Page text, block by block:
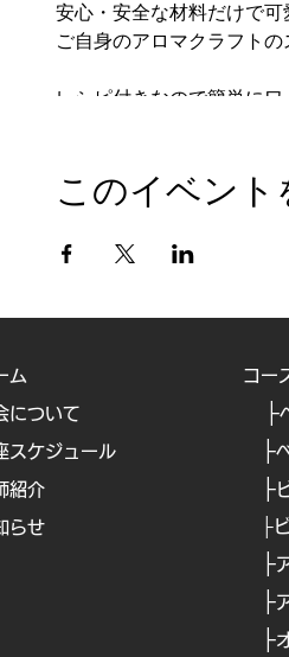
安心・安全な材料だけで
ご自身のアロマクラフト
レシピ付きなので簡単に
【日時】７月13日(火)・25
両日ともAM10:00〜11:30
７月13日 AM バスボム
時間で選べば2DAYレッス
【受講料】8800円(税込)
レシピ(QRコードから無
【参加方法】対面（各回
【対面の場所】Aroma
https://aromatete.com/
このイベント
ム
について
スケジュール
紹介
らせ
コー
├
├
├
├
├
├
├